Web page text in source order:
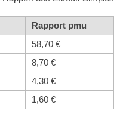
Rapport pmu
58,70 €
8,70 €
4,30 €
1,60 €